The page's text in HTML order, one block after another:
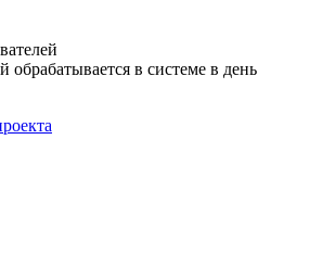
обрабатывается в системе в день